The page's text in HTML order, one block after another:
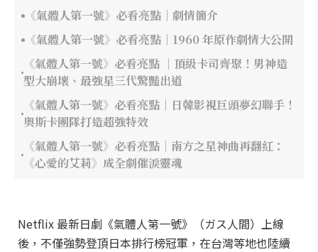
《氣體人第一號》必看亮點｜劇情簡介
《氣體人第一號》必看亮點｜1960 年原作劇情大公開
《氣體人第一號》必看亮點 ｜頂級卡司齊聚！男神造
型大崩壞、最強星三代驚豔出道
《氣體人第一號》必看亮點｜日韓影視巨頭夢幻聯手！
奧斯卡團隊打造超強特效
《氣體人第一號》必看亮點｜南方之星神曲再翻紅：
《心愛的艾莉》成全劇催淚靈魂
Netflix 最新日劇《氣體人第一號》（ガス人間）上線
後，不僅強勢登頂日本排行榜冠軍，在台灣等地也陸續